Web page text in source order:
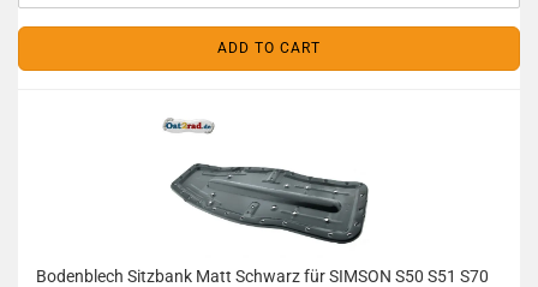
ADD TO CART
Bodenblech Sitzbank Matt Schwarz für SIMSON S50 S51 S70